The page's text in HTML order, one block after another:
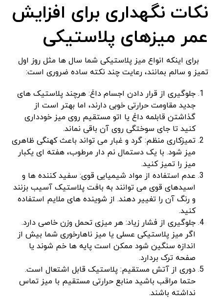
نکات نگهداری برای افزایش
عمر میزهای پلاستیکی
برای اینکه انواع میز پلاستیکی شما سال‌ ها مثل روز اول
تمیز و سالم بمانند، رعایت چند نکته ساده ضروری است:
جلوگیری از قرار دادن اجسام داغ: هرچند پلاستیک ‌های
جدید مقاومت حرارتی خوبی دارند، اما بهتر است از
گذاشتن قابلمه داغ یا اتو مستقیم روی میز خودداری
کنید تا جای سوختگی روی آن باقی نماند.
تمیزکاری منظم: گرد و غبار می‌ تواند باعث کهنگی ظاهری
میز شود. با یک دستمال نم‌ دار مرطوب، هفته‌ ای یکبار
میز را تمیز کنید.
عدم استفاده از مواد شیمیایی قوی: سفید کننده ‌ها و
اسیدهای قوی می‌ توانند به بافت پلاستیک آسیب بزنند
و رنگ آن را تغییر دهند. از شوینده ‌های ملایم استفاده
کنید.
جلوگیری از فشار زیاد: هر میزی تحمل وزن خاصی دارد.
اگر میز پلاستیکی عسلی یا میز ناهارخوری شما بیش از
اندازه سنگین شود ممکن است پایه‌ ها خم شوند یا
صفحه ترک بردارد.
دوری از آتش مستقیم: پلاستیک قابل اشتعال است.
حتما مراقب باشید منابع حرارتی مستقیم با میز تماس
نداشته باشند.